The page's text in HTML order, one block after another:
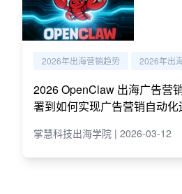
2026年出海营销趋势 2026年出
2026 OpenClaw 出海广告营
署到如何实现广告营销自动化
掌慧科技出海学院 | 2026-03-12